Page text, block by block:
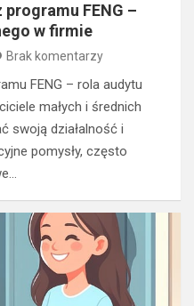
FENG –
w firmie
Brak komentarzy
FENG – rola audytu
małych i średnich
swoją działalność i
pomysły, często